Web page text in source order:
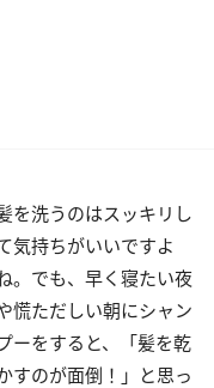
を洗うのはスッキリし
気持ちがいいですよ
。でも、早く寝たい夜
慌ただしい朝にシャン
ーをすると、「髪を乾
すのが面倒！」と思っ